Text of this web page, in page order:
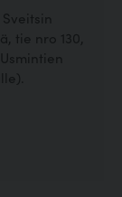
tie nro 130,